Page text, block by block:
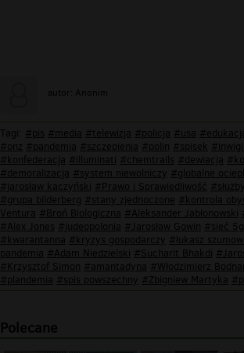
autor: Anonim
Tagi: #pis #media #telewizja #policja #usa
#onz #pandemia #szczepienia #polin #spisek
#konfederacja #illuminati #chemtrails #dewiacja
#demoralizacja #system niewolniczy #globalne
#jarosław kaczyński #Prawo i Sprawiedliwość
#grupa bilderberg #stany zjednoczone #kontrola
Ventura #Broń Biologiczna #Aleksander Jabłonowski
#Alex Jones #judeopolonia #Jarosław Gowin #sieć 5g
#kwarantanna #kryzys gospodarczy #łukasz
pandemia #Adam Niedzielski #Sucharit Bhakdi
#Krzysztof Simon #amantadyna #Włodzimierz Bodnar
#plandemia #spis powszechny #Zbigniew Martyka
Polecane